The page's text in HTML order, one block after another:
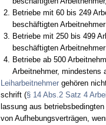
Be­trie­be mit 60 bis 249
beschäftig­ten
Be­trie­be mit 250 bis 499
beschäftig­ten
Be­trie­be ab 500
Ar­beit­neh­mer, min­des­tens
Leih­ar­beit­neh­mergehören
schrift (§ 14 Abs.2 Satz 4
las­sung aus
von Auf­he­bungs­verträgen,